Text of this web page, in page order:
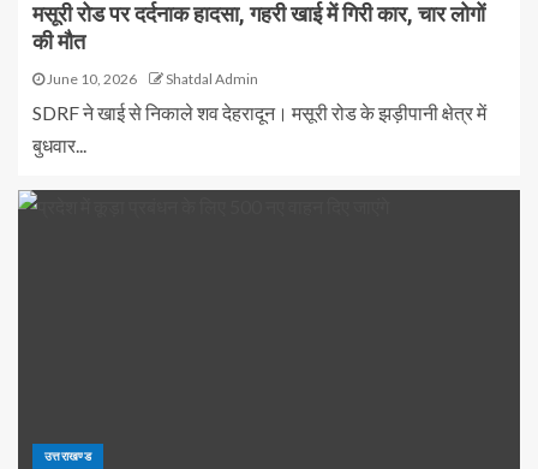
मसूरी रोड पर दर्दनाक हादसा, गहरी खाई में गिरी कार, चार लोगों
की मौत
June 10, 2026 Shatdal Admin
SDRF ने खाई से निकाले शव देहरादून। मसूरी रोड के झड़ीपानी क्षेत्र में
बुधवार...
उत्तराखण्ड